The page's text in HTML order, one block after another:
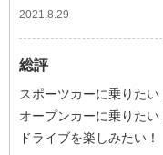
2021.8.29
総評
スポーツカーに乗りたい
オープンカーに乗りたい
ドライブを楽しみたい！